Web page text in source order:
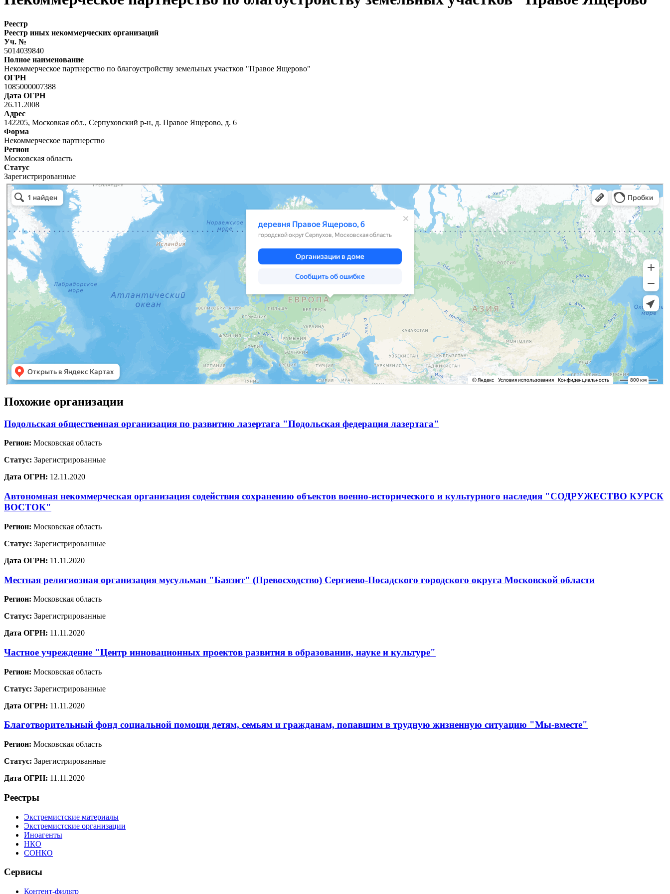
Реестр
Реестр иных некоммерческих организаций
Уч. №
5014039840
Полное наименование
Некоммерческое партнерство по благоустройству земельных участков "Правое Ящерово"
ОГРН
1085000007388
Дата ОГРН
26.11.2008
Адрес
142205, Московкая обл., Серпуховский р-н, д. Правое Ящерово, д. 6
Форма
Некоммерческое партнерство
Регион
Московская область
Статус
Зарегистрированные
Похожие организации
Подольская общественная организация по развитию лазертага "Подольская федерация лазертага"
Регион: Московская область
Статус: Зарегистрированные
Дата ОГРН: 12.11.2020
Автономная некоммерческая организация содействия сохранению объектов военно-исторического и культурного наследия "СОДРУЖЕСТВО КУРСК
ВОСТОК"
Регион: Московская область
Статус: Зарегистрированные
Дата ОГРН: 11.11.2020
Местная религиозная организация мусульман "Баязит" (Превосходство) Сергиево-Посадского городского округа Московской области
Регион: Московская область
Статус: Зарегистрированные
Дата ОГРН: 11.11.2020
Частное учреждение "Центр инновационных проектов развития в образовании, науке и культуре"
Регион: Московская область
Статус: Зарегистрированные
Дата ОГРН: 11.11.2020
Благотворительный фонд социальной помощи детям, семьям и гражданам, попавшим в трудную жизненную ситуацию "Мы-вместе"
Регион: Московская область
Статус: Зарегистрированные
Дата ОГРН: 11.11.2020
Реестры
Экстремистские материалы
Экстремистские организации
Иноагенты
НКО
СОНКО
Сервисы
Контент-фильтр